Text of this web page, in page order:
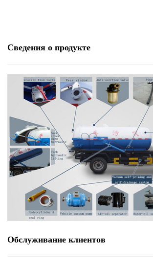
Сведения опродукте
Обслуживание клиентов